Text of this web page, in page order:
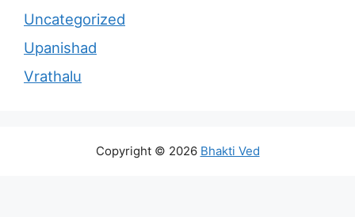
Uncategorized
Upanishad
Vrathalu
Copyright © 2026 Bhakti Ved